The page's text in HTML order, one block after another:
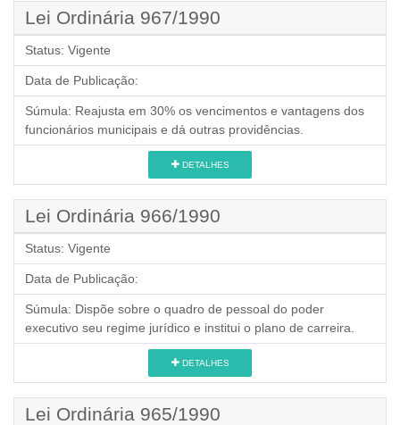
Lei Ordinária 967/1990
Status: Vigente
Data de Publicação:
Súmula: Reajusta em 30% os vencimentos e vantagens dos
funcionários municipais e dá outras providências.
DETALHES
Lei Ordinária 966/1990
Status: Vigente
Data de Publicação:
Súmula: Dispõe sobre o quadro de pessoal do poder
executivo seu regime jurídico e institui o plano de carreira.
DETALHES
Lei Ordinária 965/1990